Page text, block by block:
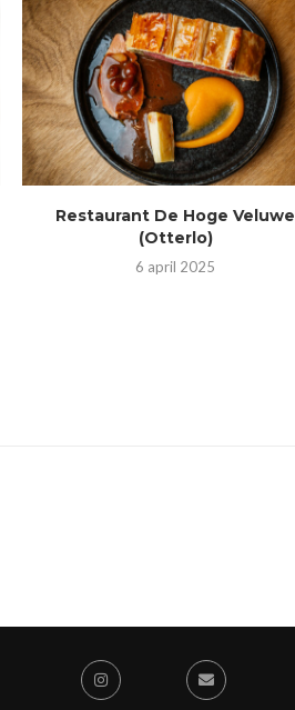
Restaurant De Hoge Veluwe
(Otterlo)
6 april 2025